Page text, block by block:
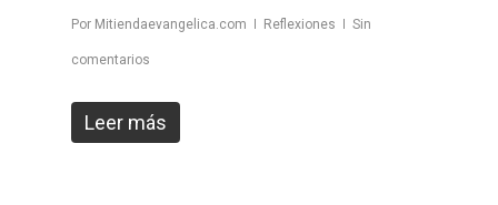
Por Mitiendaevangelica.com Reflexiones Sin
comentarios
Leer más